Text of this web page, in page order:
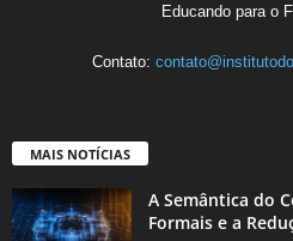
Educando para o
Contato:
MAIS NOTÍCIAS
A Semântica do
Formais e a